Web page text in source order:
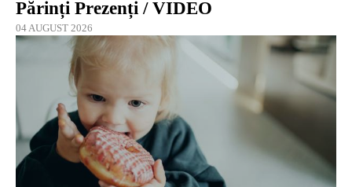
Părinți Prezenți / VIDEO
04 AUGUST 2026